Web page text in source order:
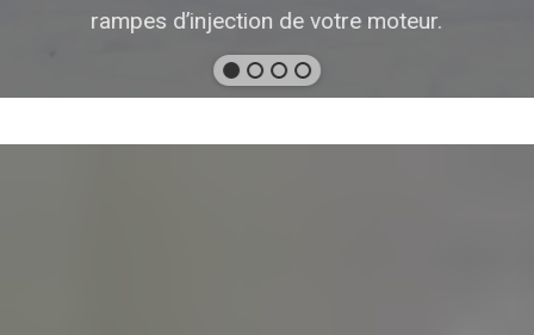
rampes d’injection de votre moteur.